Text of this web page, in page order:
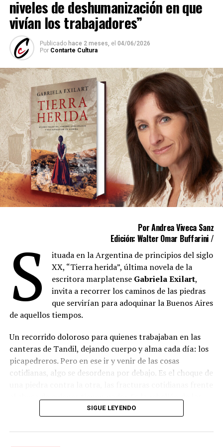
niveles de deshumanización en que
vivían los trabajadores”
Publicado hace 2 meses, el 04/06/2026
Por Contarte Cultura
Por Andrea Viveca Sanz
Edición: Walter Omar Buffarini /
S
ituada en la Argentina de principios del siglo
XX, “Tierra herida”, última novela de la
escritora marplatense Gabriela Exilart,
invita a recorrer los caminos de las piedras
que servirían para adoquinar la Buenos Aires
de aquellos tiempos.
Un recorrido doloroso para quienes trabajaban en las
canteras de Tandil, dejando cuerpo y alma cada día: los
picapedreros. Pero en ese ir y venir de las cosas
cotidianas, algo se desordena por debajo. Es el choque de
que tienen hambre y buscan justicia. A pesar de todo, en
turbulencias también crece el amor.
SIGUE LEYENDO